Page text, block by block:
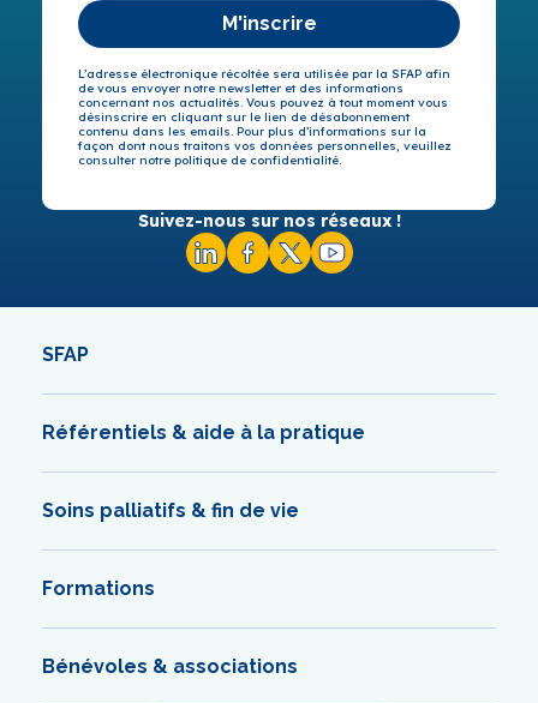
M'inscrire
L’adresse électronique récoltée sera utilisée par la SFAP afin
de vous envoyer notre newsletter et des informations
concernant nos actualités. Vous pouvez à tout moment vous
désinscrire en cliquant sur le lien de désabonnement
contenu dans les emails. Pour plus d’informations sur la
façon dont nous traitons vos données personnelles, veuillez
consulter notre politique de confidentialité.
Suivez-nous sur nos réseaux !
SFAP
Référentiels & aide à la pratique
Soins palliatifs & fin de vie
Formations
Bénévoles & associations